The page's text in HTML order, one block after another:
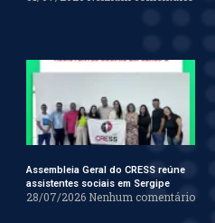
Assembleia Geral do CRESS reúne
assistentes sociais em Sergipe
28/07/2026 Nenhum comentário